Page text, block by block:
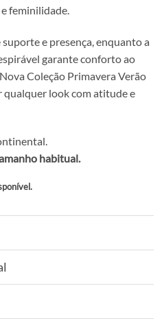
feminilidade.
e presença, enquanto a
garante conforto ao
Coleção Primavera Verão
qualquer look com atitude e
habitual.